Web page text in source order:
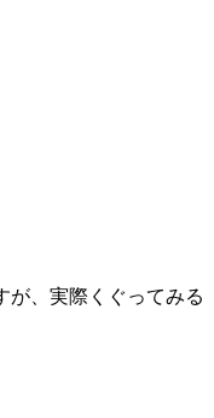
が、実際くぐってみる